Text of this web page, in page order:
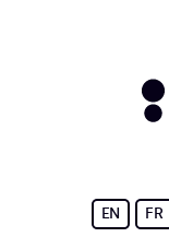
EN FR